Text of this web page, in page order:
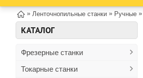
» Ленточнопильные станки » Ручные »
КАТАЛОГ
Фрезерные станки
Токарные станки